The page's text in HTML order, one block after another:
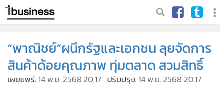
“พาณิชย์”ผนึกรัฐและเอกชน ลุยจัดการ
สินค้าด้อยคุณภาพ ทุ่มตลาด สวมสิทธิ์
เผยแพร่: 14 พ.ย. 2568 20:17 ปรับปรุง: 14 พ.ย. 2568 20:17